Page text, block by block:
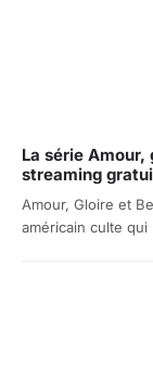
La série
streaming
Amour, Gloire et
américain culte